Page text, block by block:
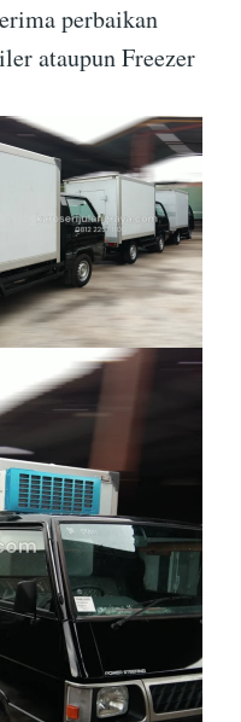
perbaikan
ataupun Freezer